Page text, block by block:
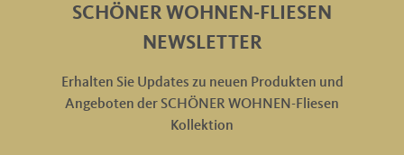
SCHÖNER WOHNEN-FLIESEN
NEWSLETTER
Erhalten Sie Updates zu neuen Produkten und
Angeboten der SCHÖNER WOHNEN-Fliesen
Kollektion